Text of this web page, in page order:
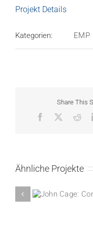
Projekt Details
Kategorien: EMP
Share This
Facebook
Ähnliche Projekte